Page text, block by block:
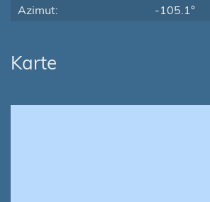
Azimut:
-105.1°
Karte